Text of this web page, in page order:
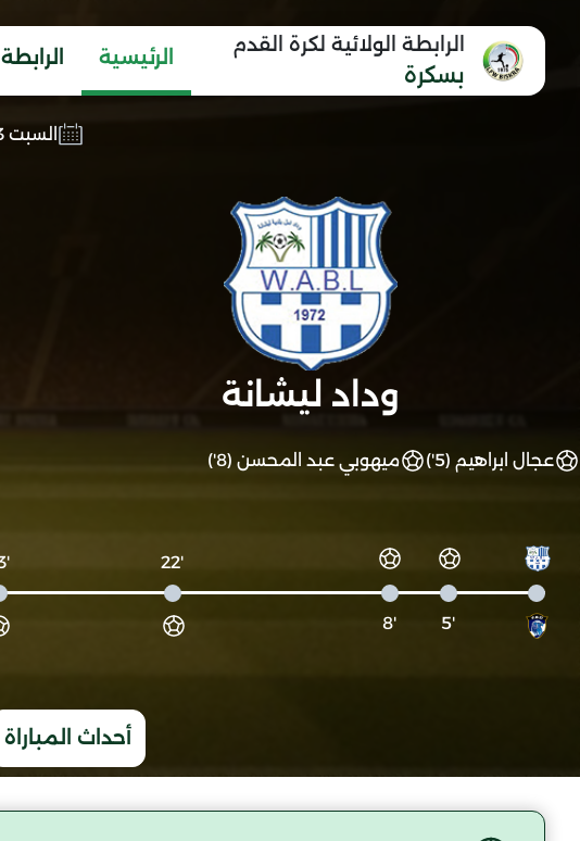
الرابطة الولائية لكرة القدم
بسكرة
الرئيسية الرابطة
السبت 13 ديسمبر 2025
وداد ليشانة
عجال ابراهيم (5') ميهوبي عبد المحسن (8')
'5
'8
'22
'33
أحداث المباراة